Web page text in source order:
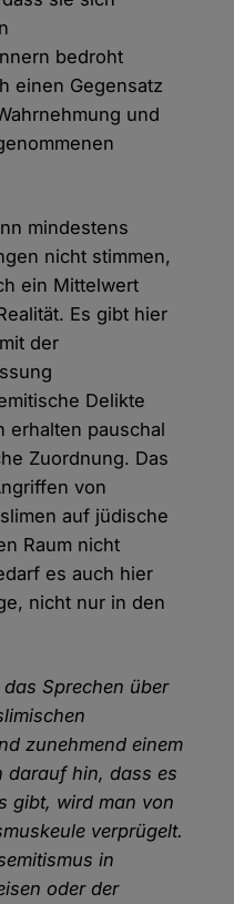
bedroht
einen Gegensatz
und
mindestens
nicht stimmen,
ein Mittelwert
Es gibt hier
der
Delikte
erhalten pauschal
Zuordnung. Das
von
auf jüdische
Raum nicht
es auch hier
nicht nur in den
Sprechen über
zunehmend einem
darauf hin, dass es
gibt, wird man von
verprügelt.
in
oder der